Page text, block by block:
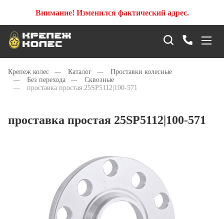
Внимание! Изменился фактический адрес.
Крепеж колес — Каталог —
Проставки колесные
—
Без перехода —
Сквозные
—
проставка простая 25SP5112|100-571
проставка простая 25SP5112|100-571